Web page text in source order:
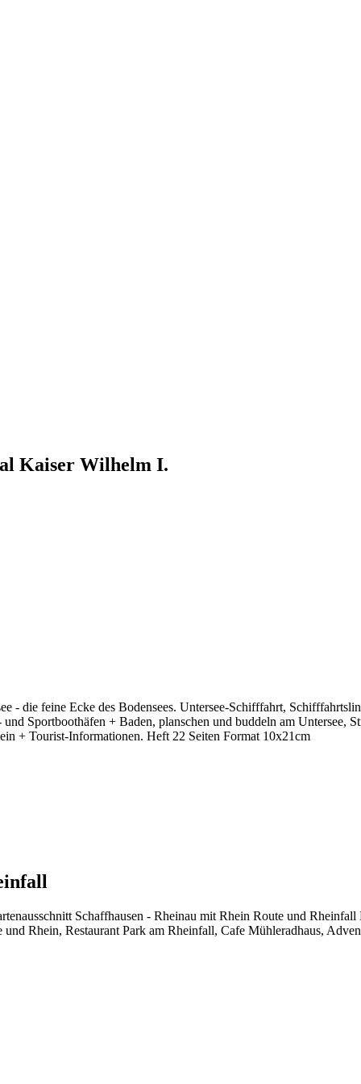
Kaiser Wilhelm I.
- die feine Ecke des Bodensees. Untersee-Schifffahrt,
Sportboothäfen + Baden, planschen und buddeln am Untersee,
+ Tourist-Informationen. Heft 22 Seiten Format 10x21cm
Schaffhausen - Rheinau mit Rhein Route und
Rhein, Restaurant Park am Rheinfall, Cafe Mühleradhaus,